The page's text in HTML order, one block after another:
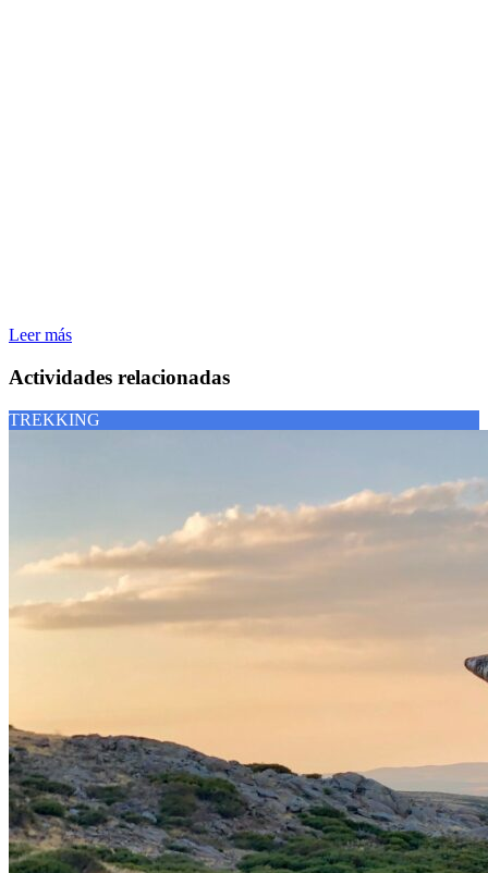
Leer más
Actividades relacionadas
TREKKING